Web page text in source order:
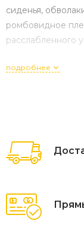
сиденья,
ромбовидное
расслабленного
подробнее